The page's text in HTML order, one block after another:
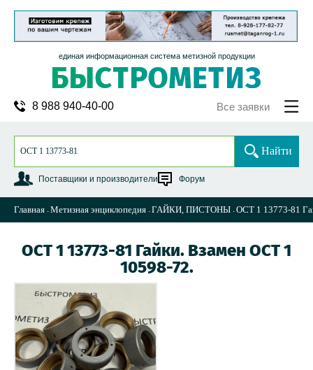
единая информационная система метизной продукции
8 988 940-40-00 Все заявки
Поставщики и производители Форум
Найти
Главная Метизная энциклопедия ГАЙКИ, ПИСТОНЫ ОСТ 1 13773-81
ОСТ 1 13773-81 Гайки. Взамен ОСТ 1
10598-72.